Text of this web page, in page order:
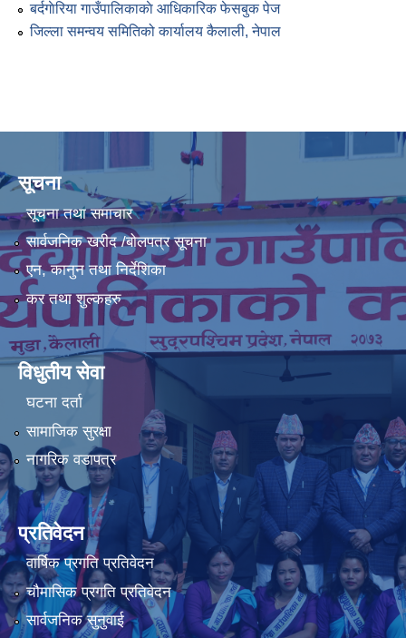
बर्दगाेरिया गाउँपालिकाकाे आधिकारिक फेसबुक पेज
जिल्ला समन्वय समितिको कार्यालय कैलाली, नेपाल
सूचना
सूचना तथा समाचार
सार्वजनिक खरीद /बोलपत्र सूचना
एन, कानुन तथा निर्देशिका
कर तथा शुल्कहरु
विधुतीय सेवा
घटना दर्ता
सामाजिक सुरक्षा
नागरिक वडापत्र
प्रतिवेदन
वार्षिक प्रगति प्रतिवेदन
चौमासिक प्रगति प्रतिवेदन
सार्वजनिक सुनुवाई